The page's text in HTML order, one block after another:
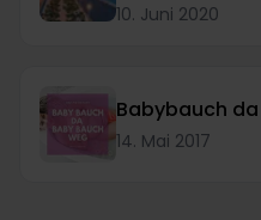
10. Juni 2020
Babybauch
14. Mai 2017